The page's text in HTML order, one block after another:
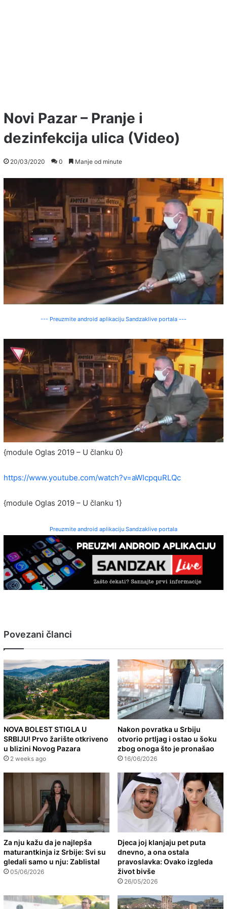
Novi Pazar – Pranje i
dezinfekcija ulica (Video)
20/03/2020 0 Manje od minute
--- Preuzmite android aplikaciju Sandzaklive portala ---
{module Oglas 2019 – U članku 0}
https://www.youtube.com/watch?v=aWIcpquRLQc
{module Oglas 2019 – U članku 1}
Preuzmite android aplikaciju Sandzaklive portala
Povezani članci
NOVA BOLEST STIGLA U
SRBIJU! Prvo žarište otkriveno
u blizini Novog Pazara
2 weeks ago
Nakon povratka u Srbiju
otvorio prtljag i ostao u šoku
zbog onoga što je pronašao
16/06/2026
Za nju kažu da je najlepša
maturantkinja iz Srbije: Svi su
gledali samo u nju: Zablistal
05/06/2026
Djeca joj klanjaju pet puta
dnevno, a ona ostala
pravoslavka: Ovako izgleda
život bivše
26/05/2026